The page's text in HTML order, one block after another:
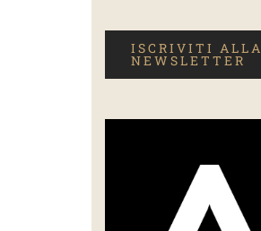
ISCRIVITI ALLA
NEWSLETTER